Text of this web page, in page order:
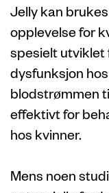
Jelly kan
opplevelse for
spesielt utviklet
dysfunksjon
blodstrømmen
effektivt for
hos kvinner.
Mens noen